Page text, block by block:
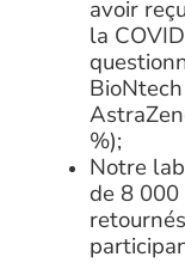
avoir
la
%);
Notre
de 8